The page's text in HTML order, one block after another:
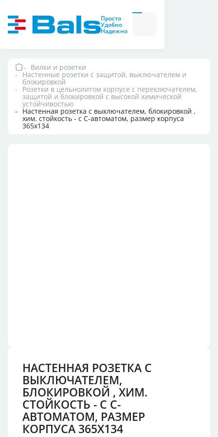
Просто
Удобно
Надежно
Вилки
и
розетки
модули
Вилки и розетки
Компания
Документация
Вилки и розетки
Настенные розетки с защитой, выключателем и
блокировкой
Розетки в цельнолитом корпусе с переключателем,
защитой и блокировкой с высокой химической
устойчивостью
Настенная розетка с выключателем, блокировкой ,
хим. стойкость - с С-автоматом, размер корпуса
365x134
НАСТЕННАЯ РОЗЕТКА С
ВЫКЛЮЧАТЕЛЕМ,
БЛОКИРОВКОЙ , ХИМ.
СТОЙКОСТЬ - С С-
АВТОМАТОМ, РАЗМЕР
КОРПУСА 365X134